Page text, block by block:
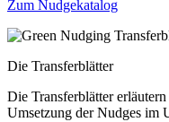
Zum Nudgekatalog
Die Transferblätter
Die Transferblätter
Umsetzung der Nudges im